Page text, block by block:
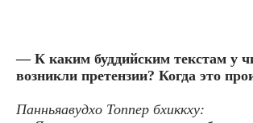
— К каким буддийским текстам у
возникли претензии? Когда это
Панньяавудхо Топпер бхиккху: